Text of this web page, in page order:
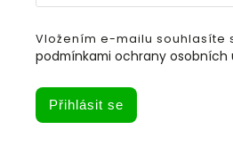
Vložením e-mailu souhlasíte
podmínkami ochrany osobních
Přihlásit se